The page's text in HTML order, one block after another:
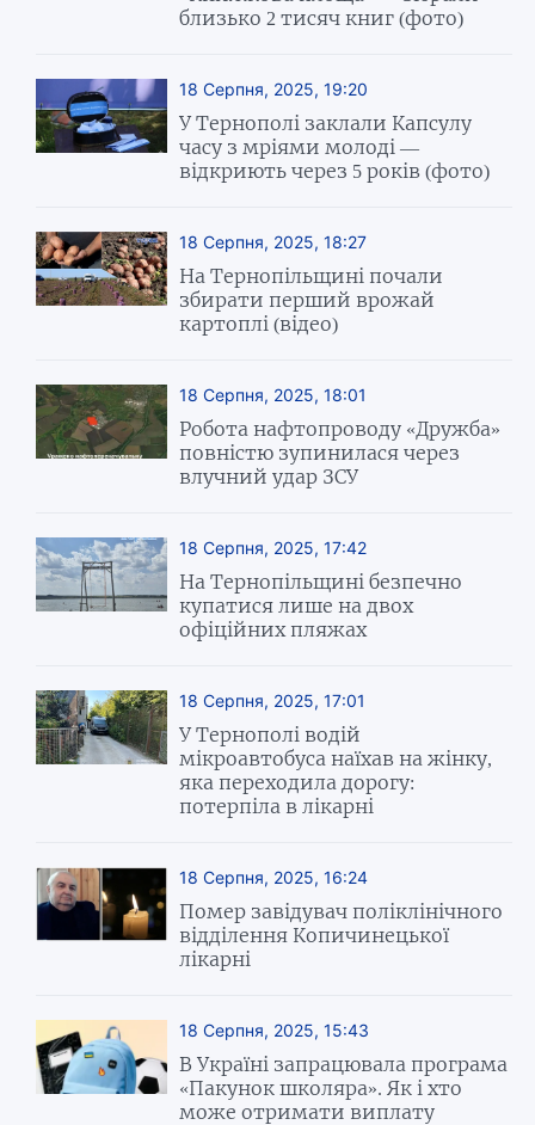
близько 2 тисяч книг (фото)
18 Серпня, 2025, 19:20
У Тернополі заклали Капсулу
часу з мріями молоді —
відкриють через 5 років (фото)
18 Серпня, 2025, 18:27
На Тернопільщині почали
збирати перший врожай
картоплі (відео)
18 Серпня, 2025, 18:01
Робота нафтопроводу «Дружба»
повністю зупинилася через
влучний удар ЗСУ
18 Серпня, 2025, 17:42
На Тернопільщині безпечно
купатися лише на двох
офіційних пляжах
18 Серпня, 2025, 17:01
У Тернополі водій
мікроавтобуса наїхав на жінку,
яка переходила дорогу:
потерпіла в лікарні
18 Серпня, 2025, 16:24
Помер завідувач поліклінічного
відділення Копичинецької
лікарні
18 Серпня, 2025, 15:43
В Україні запрацювала програма
«Пакунок школяра». Як і хто
може отримати виплату